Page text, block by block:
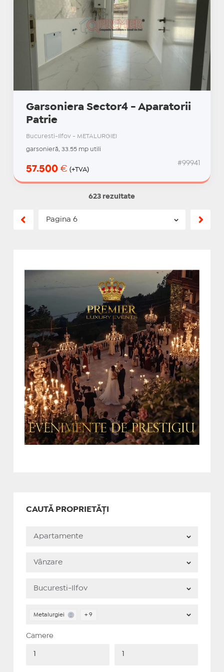
Garsoniera Sector4 - Aparatorii
Patrie
Bucuresti-Ilfov - METALURGIEI
garsonieră, 33.55 mp utili
57.500 € (+TVA)
#99941
623 rezultate
CAUTĂ PROPRIETĂȚI
Metalurgiei + 9
Camere